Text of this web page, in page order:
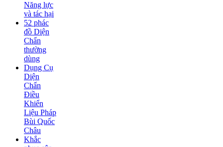
Năng lực
và tác hại
52 phác
đồ Diện
Chẩn
thường
dùng
Dụng Cụ
Diện
Chẩn
Điều
Khiển
Liệu Pháp
Bùi Quốc
Châu
Khắc